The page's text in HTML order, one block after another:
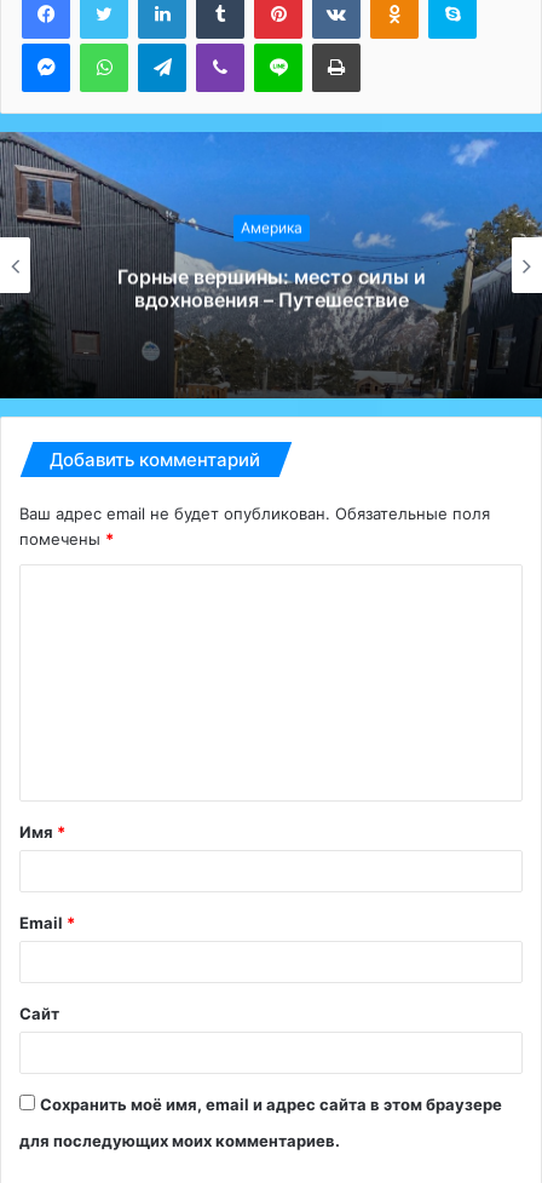
MessengerWhatsAppTelegramViber Line Печатать
Америка
Избыток или новое мировоззрение:
почему дети перестали ценить игрушки –
Путешествие
Добавить комментарий
Ваш адрес email не будет опубликован. Обязательные поля
помечены *
т
а
й
*
Имя *
Email *
Сайт
Сохранить моё имя, email и адрес сайта в этом браузере
для последующих моих комментариев.